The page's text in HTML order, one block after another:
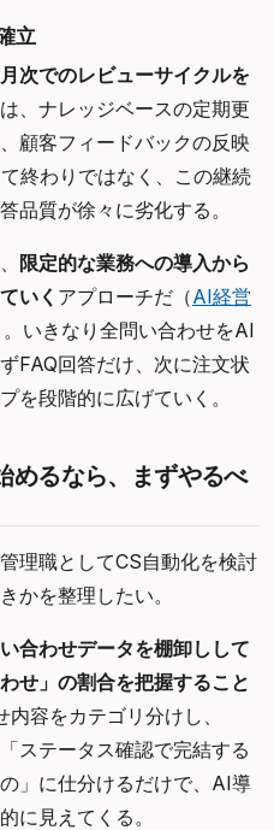
立
次でのレビューサイクルを
、ナレッジベースの定期更
顧客フィードバックの反映
終わりではなく、この継続
品質が徐々に劣化する。
限定的な業務への導入から
いく アプローチだ（AI経営
。いきなり全問い合わせをAI
FAQ回答だけ、次に注文状
を段階的に広げていく。
めるなら、まずやるべ
理職としてCS自動化を検討
かを整理したい。
合わせデータを棚卸しして
せ」の割合を把握すること
容をカテゴリ分けし、
ステータス確認で完結する
」に仕分けるだけで、AI導
に見えてくる。